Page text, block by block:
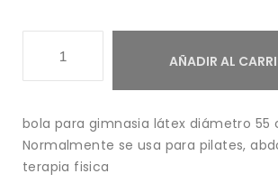
AÑADIR AL
bola para gimnasia látex diámetro 55
Normalmente se usa para pilates,
terapia fisica